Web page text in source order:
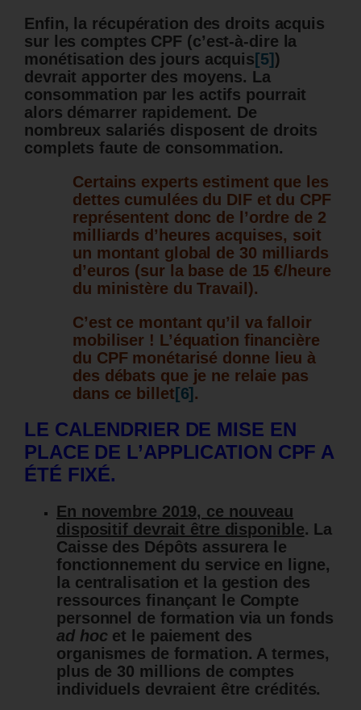
Enfin, la récupération des droits acquis
sur les comptes CPF (c’est-à-dire la
monétisation des jours acquis [5])
devrait apporter des moyens. La
consommation par les actifs pourrait
alors démarrer rapidement. De
nombreux salariés disposent de droits
complets faute de consommation.
Certains experts estiment que les
dettes cumulées du DIF et du CPF
représentent donc de l’ordre de 2
milliards d’heures acquises, soit
un montant global de 30 milliards
d’euros (sur la base de 15 €/heure
du ministère du Travail).
C’est ce montant qu’il va falloir
mobiliser ! L’équation financière
du CPF monétarisé donne lieu à
des débats que je ne relaie pas
dans ce billet [6] .
LE CALENDRIER DE MISE EN
PLACE DE L’APPLICATION CPF A
ÉTÉ FIXÉ.
En novembre 2019, ce nouveau
dispositif devrait être disponible. La
Caisse des Dépôts assurera le
fonctionnement du service en ligne,
la centralisation et la gestion des
ressources finançant le Compte
personnel de formation via un fonds
ad hoc et le paiement des
organismes de formation. A termes,
plus de 30 millions de comptes
individuels devraient être crédités.